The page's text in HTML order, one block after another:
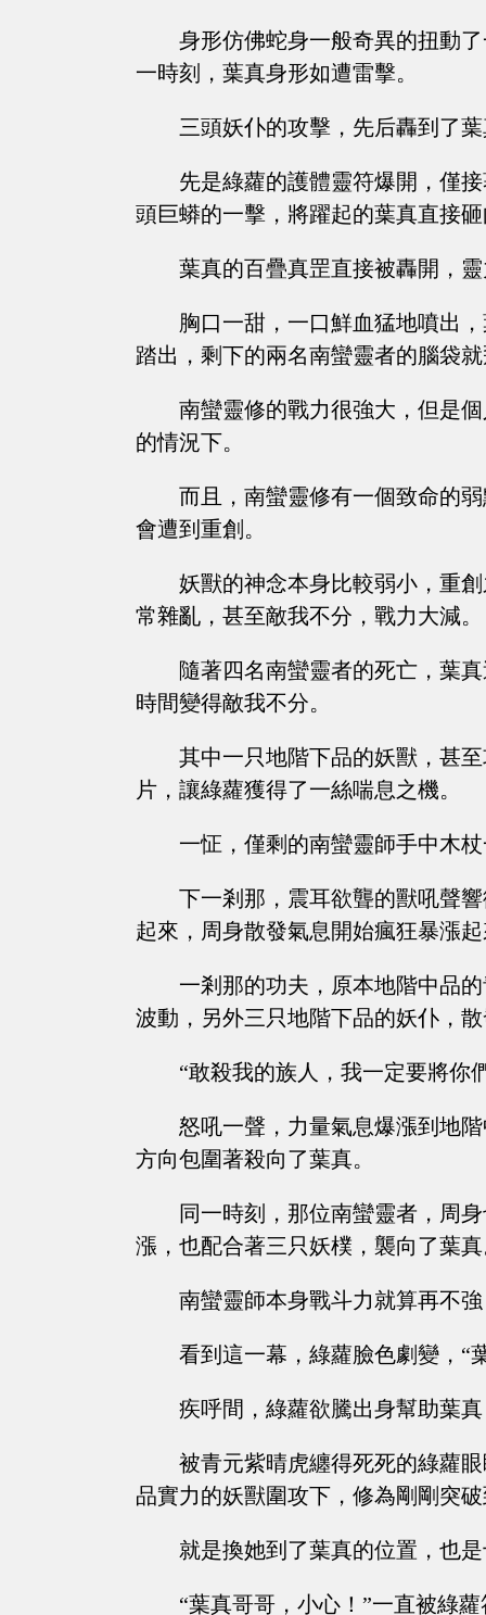
身形仿佛蛇身一般奇異的扭動
一時刻，葉真身形如遭雷擊。
三頭妖仆的攻擊，先后轟到了
先是綠蘿的護體靈符爆開，僅
頭巨蟒的一擊，將躍起的葉真直接
葉真的百疊真罡直接被轟開，
胸口一甜，一口鮮血猛地噴出
踏出，剩下的兩名南蠻靈者的腦袋
南蠻靈修的戰力很強大，但是
的情況下。
而且，南蠻靈修有一個致命的
會遭到重創。
妖獸的神念本身比較弱小，重
常雜亂，甚至敵我不分，戰力大減。
隨著四名南蠻靈者的死亡，葉
時間變得敵我不分。
其中一只地階下品的妖獸，甚
片，讓綠蘿獲得了一絲喘息之機。
一怔，僅剩的南蠻靈師手中木
下一剎那，震耳欲聾的獸吼聲
起來，周身散發氣息開始瘋狂暴漲
一剎那的功夫，原本地階中品
波動，另外三只地階下品的妖仆，
“敢殺我的族人，我一定要將你
怒吼一聲，力量氣息爆漲到地
方向包圍著殺向了葉真。
同一時刻，那位南蠻靈者，周
漲，也配合著三只妖樸，襲向了葉
南蠻靈師本身戰斗力就算再不
看到這一幕，綠蘿臉色劇變，“
疾呼間，綠蘿欲騰出身幫助葉
被青元紫晴虎纏得死死的綠蘿
品實力的妖獸圍攻下，修為剛剛突
就是換她到了葉真的位置，也
“葉真哥哥，小心！”一直被綠